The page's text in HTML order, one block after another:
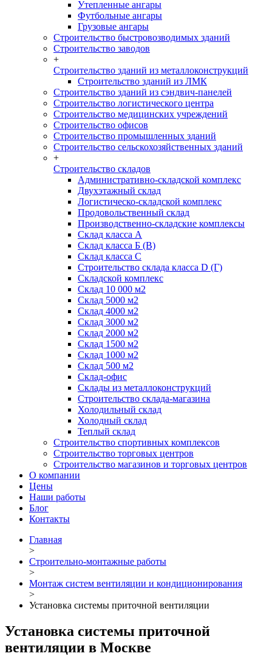
Утепленные ангары
Футбольные ангары
Грузовые ангары
Строительство быстровозводимых зданий
Строительство заводов
+
Строительство зданий из металлоконструкций
Строительство зданий из ЛМК
Строительство зданий из сэндвич-панелей
Строительство логистического центра
Строительство медицинских учреждений
Строительство офисов
Строительство промышленных зданий
Строительство сельскохозяйственных зданий
+
Строительство складов
Административно-складской комплекс
Двухэтажный склад
Логистическо-складской комплекс
Продовольственный склад
Производственно-складские комплексы
Склад класса А
Склад класса Б (B)
Склад класса С
Строительство склада класса D (Г)
Складской комплекс
Склад 10 000 м2
Склад 5000 м2
Склад 4000 м2
Склад 3000 м2
Склад 2000 м2
Склад 1500 м2
Склад 1000 м2
Склад 500 м2
Склад-офис
Склады из металлоконструкций
Строительство склада-магазина
Холодильный склад
Холодный склад
Теплый склад
Строительство спортивных комплексов
Строительство торговых центров
Строительство магазинов и торговых центров
О компании
Цены
Наши работы
Блог
Контакты
Главная
>
Строительно-монтажные работы
>
Монтаж систем вентиляции и кондиционирования
>
Установка системы приточной вентиляции
Установка системы приточной
вентиляции в Москве